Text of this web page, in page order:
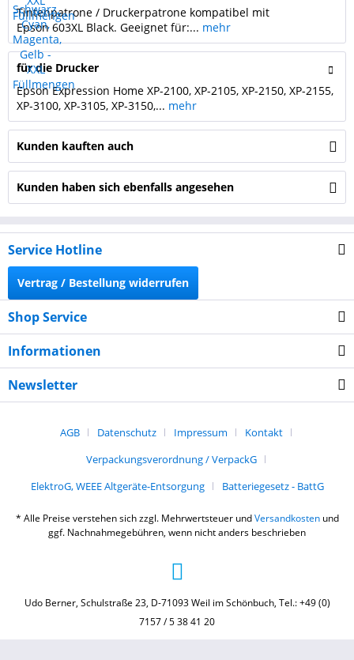
Tintenpatrone / Druckerpatrone kompatibel mit
Epson 603XL Black. Geeignet für:... mehr
für die Drucker
Epson Expression Home XP-2100, XP-2105, XP-2150, XP-2155,
XP-3100, XP-3105, XP-3150,... mehr
Kunden kauften auch
Kunden haben sich ebenfalls angesehen
Service Hotline
Vertrag / Bestellung widerrufen
Shop Service
Informationen
Newsletter
AGB Datenschutz Impressum
Kontakt
Verpackungsverordnung / VerpackG
ElektroG, WEEE Altgeräte-Entsorgung
Batteriegesetz - BattG
* Alle Preise verstehen sich zzgl. Mehrwertsteuer undVersandkostenund
ggf. Nachnahmegebühren, wenn nicht anders beschrieben
Udo Berner, Schulstraße 23, D-71093 Weil im Schönbuch, Tel.: +49 (0)
7157 / 5 38 41 20